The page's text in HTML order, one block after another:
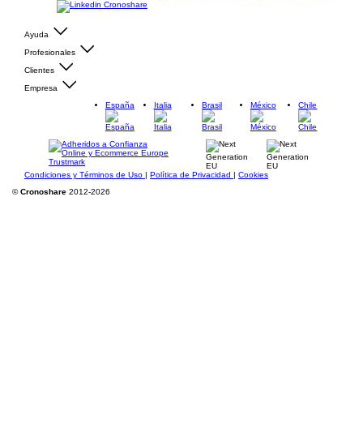
Ayuda
Profesionales
Clientes
Empresa
España
Italia Brasil México Chile
Condiciones y Términos de Uso | Política de Privacidad | Cookies
©Cronoshare 2012-2026